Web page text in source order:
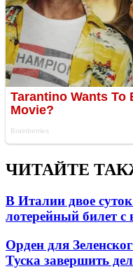
ЧИТАЙТЕ
В Италии двое
лотерейный билет
Орден для
Туска завершить